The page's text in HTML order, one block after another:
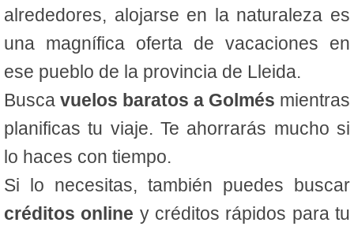
alrededores, alojarse en la naturaleza es
una magnífica oferta de vacaciones en
ese pueblo de la provincia de Lleida.
Busca vuelos baratos a Golmés mientras
planificas tu viaje. Te ahorrarás mucho si
lo haces con tiempo.
Si lo necesitas, también puedes buscar
créditos online y créditos rápidos para tu